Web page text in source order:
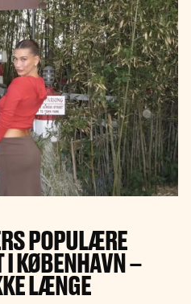
POPULÆRE
I KØBENHAVN –
LÆNGE